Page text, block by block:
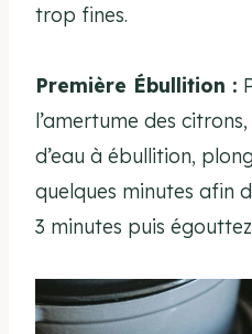
trop fines.
Première Ébullition :
l’amertume des
d’eau à ébullition,
quelques minutes afin
3 minutes puis